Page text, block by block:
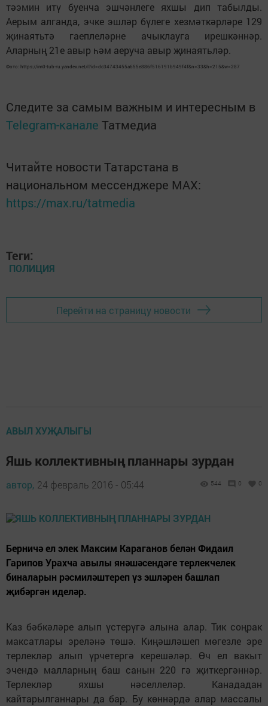
тәэмин итү буенча эшчәнлеге яхшы дип табылды.
Аерым алганда, эчке эшләр бүлеге хезмәткәрләре 129
җинаятьтә гаеплеләрне ачыклауга ирешкәннәр.
Аларның 21е авыр һәм аеруча авыр җинаятьләр.
Фото: https://im0-tub-ru.yandex.net/i?id=dc34743455a655e886f516191b949f4f&n=33&h=215&w=287
Следите за самым важным и интересным в
Telegram-канале Татмедиа
Читайте новости Татарстана в
национальном мессенджере MАХ:
https://max.ru/tatmedia
Теги:
ПОЛИЦИЯ
Перейти на страницу новости
АВЫЛ ХУҖАЛЫГЫ
Яшь коллективның планнары зурдан
автор, 24 февраль 2016 - 05:44 544 0 0
Берничә ел элек Максим Караганов белән Фидаил
Гарипов Урахча авылы янәшәсендәге терлекчелек
биналарын рәсмиләштереп үз эшләрен башлап
җибәргән иделәр.
Каз бәбкәләре алып үстерүгә алына алар. Тик соңрак
максатлары эреләнә төшә. Киңәшләшеп мөгезле эре
терлекләр алып үрчетергә керешәләр. Өч ел вакыт
эчендә малларның баш санын 220 гә җиткергәннәр.
Терлекләр яхшы нәселлеләр. Канададан
кайтарылганнары да бар. Бу көннәрдә алар массалы